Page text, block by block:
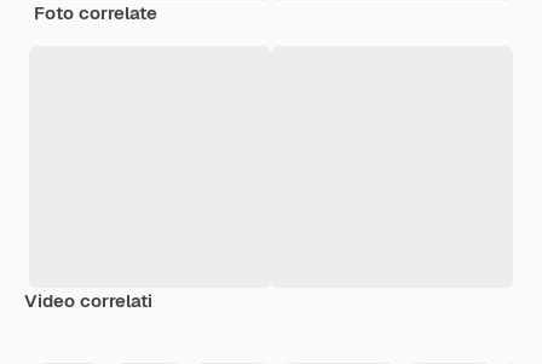
Foto correlate
Video correlati